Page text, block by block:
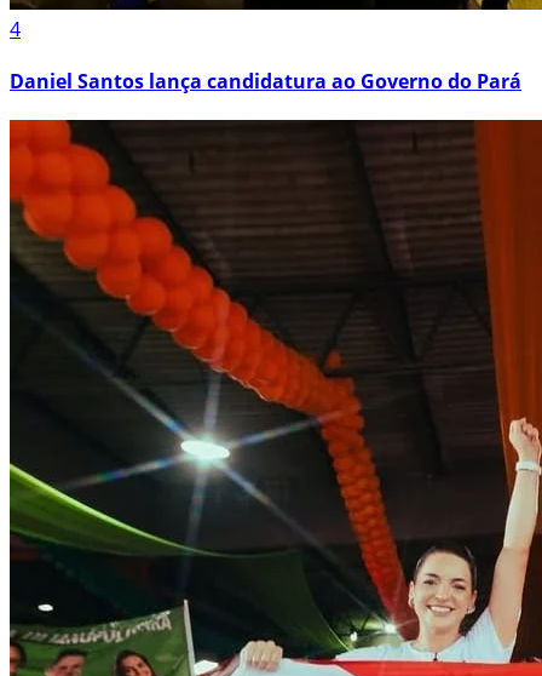
4
Daniel Santos lança candidatura ao Governo do Pará